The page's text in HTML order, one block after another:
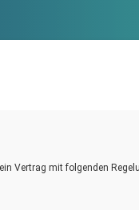
Vertrag mit folgenden